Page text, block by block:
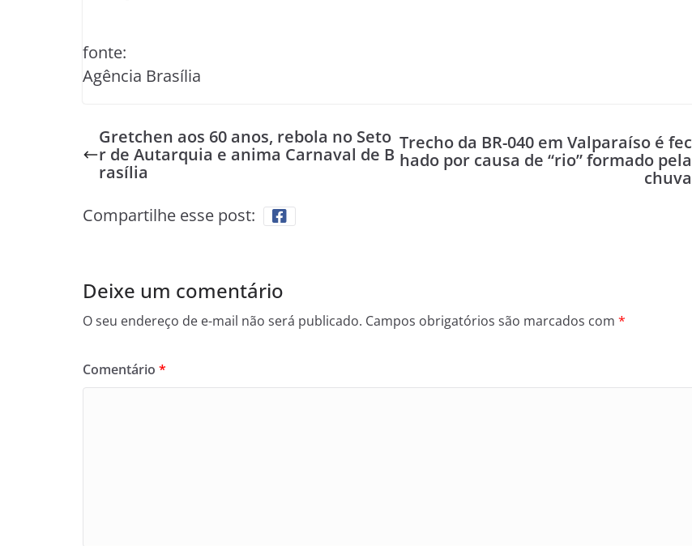
fonte:
Agência Brasília
Gretchen aos 60 anos, rebola no Seto
r de Autarquia e anima Carnaval de B
rasília
Trecho da BR-040 em Valparaíso é fec
hado por causa de “rio” formado pela
chuva
Compartilhe esse post:
Deixe um comentário
O seu endereço de e-mail não será publicado. Campos obrigatórios são marcados com *
Comentário *